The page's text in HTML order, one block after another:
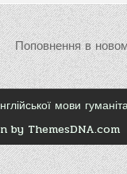
Поповнення в
мови
by ThemesDNA.com